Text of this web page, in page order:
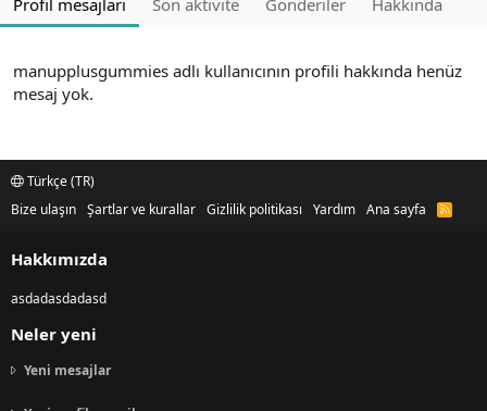
Profil mesajları Son aktivite Gönderiler Hakkında
manupplusgummies adlı kullanıcının profili hakkında henüz
mesaj yok.
Türkçe (TR)
Bize ulaşın Şartlar ve kurallar Gizlilik politikası Yardım Ana sayfa
R
Hakkımızda
asdadasdadasd
Neler yeni
Yeni mesajlar